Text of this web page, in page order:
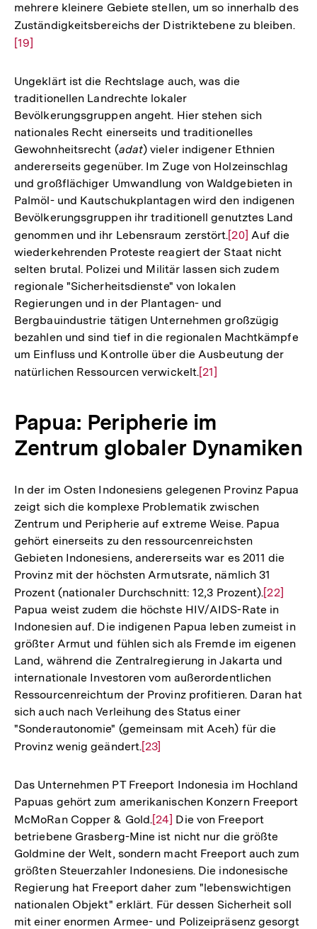
mehrere kleinere Gebiete stellen, um so innerhalb des
Zuständigkeitsbereichs der Distriktebene zu bleiben.
[19]
Ungeklärt ist die Rechtslage auch, was die
traditionellen Landrechte lokaler
Bevölkerungsgruppen angeht. Hier stehen sich
nationales Recht einerseits und traditionelles
Gewohnheitsrecht (adat) vieler indigener Ethnien
andererseits gegenüber. Im Zuge von Holzeinschlag
und großflächiger Umwandlung von Waldgebieten in
Palmöl- und Kautschukplantagen wird den indigenen
Bevölkerungsgruppen ihr traditionell genutztes Land
genommen und ihr Lebensraum zerstört.Zur
Auflösung
der
Fußnote
[20] Auf die
wiederkehrenden Proteste reagiert der Staat nicht
selten brutal. Polizei und Militär lassen sich zudem
regionale "Sicherheitsdienste" von lokalen
Regierungen und in der Plantagen- und
Bergbauindustrie tätigen Unternehmen großzügig
bezahlen und sind tief in die regionalen Machtkämpfe
um Einfluss und Kontrolle über die Ausbeutung der
natürlichen Ressourcen verwickelt.Zur
Fußnote
[21]
Papua: Peripherie im
Zentrum globaler Dynamiken
In der im Osten Indonesiens gelegenen Provinz Papua
zeigt sich die komplexe Problematik zwischen
Zentrum und Peripherie auf extreme Weise. Papua
gehört einerseits zu den ressourcenreichsten
Gebieten Indonesiens, andererseits war es 2011 die
Provinz mit der höchsten Armutsrate, nämlich 31
Prozent (nationaler Durchschnitt: 12,3 Prozent).Zur
der
Fußnote
[22]
Papua weist zudem die höchste HIV/AIDS-Rate in
Indonesien auf. Die indigenen Papua leben zumeist in
größter Armut und fühlen sich als Fremde im eigenen
Land, während die Zentralregierung in Jakarta und
internationale Investoren vom außerordentlichen
Ressourcenreichtum der Provinz profitieren. Daran hat
sich auch nach Verleihung des Status einer
"Sonderautonomie" (gemeinsam mit Aceh) für die
Provinz wenig geändert.Zur
der
Fußnote
[23]
Das Unternehmen PT Freeport Indonesia im Hochland
Papuas gehört zum amerikanischen Konzern Freeport
McMoRan Copper & Gold.Zur
Auflösung
der
Fußnote
[24] Die von Freeport
betriebene Grasberg-Mine ist nicht nur die größte
Goldmine der Welt, sondern macht Freeport auch zum
größten Steuerzahler Indonesiens. Die indonesische
Regierung hat Freeport daher zum "lebenswichtigen
nationalen Objekt" erklärt. Für dessen Sicherheit soll
mit einer enormen Armee- und Polizeipräsenz gesorgt